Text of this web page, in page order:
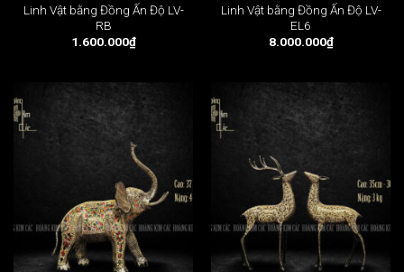
Linh Vật bằng Đồng Ấn Độ LV-
RB
1.600.000₫
Linh Vật bằng Đồng Ấn Độ LV-
EL6
8.000.000₫